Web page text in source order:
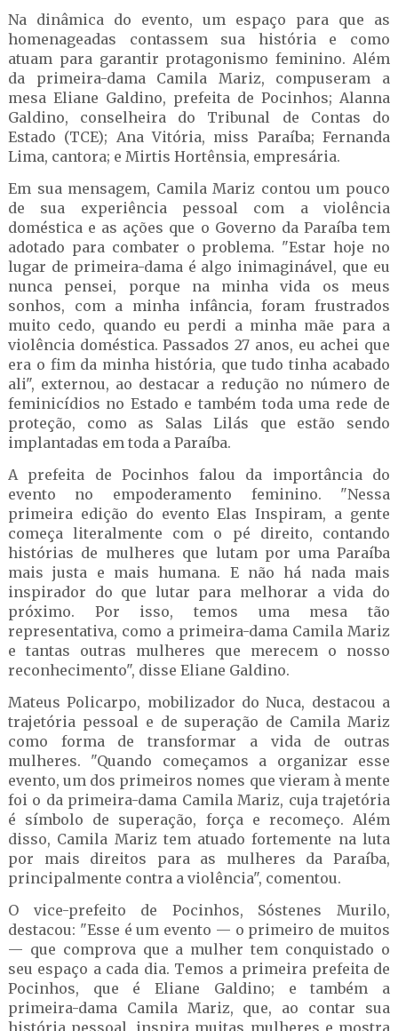
Na dinâmica do evento, um espaço para que as
homenageadas contassem sua história e como
atuam para garantir protagonismo feminino. Além
da primeira-dama Camila Mariz, compuseram a
mesa Eliane Galdino, prefeita de Pocinhos; Alanna
Galdino, conselheira do Tribunal de Contas do
Estado (TCE); Ana Vitória, miss Paraíba; Fernanda
Lima, cantora; e Mirtis Hortênsia, empresária.
Em sua mensagem, Camila Mariz contou um pouco
de sua experiência pessoal com a violência
doméstica e as ações que o Governo da Paraíba tem
adotado para combater o problema. "Estar hoje no
lugar de primeira-dama é algo inimaginável, que eu
nunca pensei, porque na minha vida os meus
sonhos, com a minha infância, foram frustrados
muito cedo, quando eu perdi a minha mãe para a
violência doméstica. Passados 27 anos, eu achei que
era o fim da minha história, que tudo tinha acabado
ali", externou, ao destacar a redução no número de
feminicídios no Estado e também toda uma rede de
proteção, como as Salas Lilás que estão sendo
implantadas em toda a Paraíba.
A prefeita de Pocinhos falou da importância do
evento no empoderamento feminino. "Nessa
primeira edição do evento Elas Inspiram, a gente
começa literalmente com o pé direito, contando
histórias de mulheres que lutam por uma Paraíba
mais justa e mais humana. E não há nada mais
inspirador do que lutar para melhorar a vida do
próximo. Por isso, temos uma mesa tão
representativa, como a primeira-dama Camila Mariz
e tantas outras mulheres que merecem o nosso
reconhecimento", disse Eliane Galdino.
Mateus Policarpo, mobilizador do Nuca, destacou a
trajetória pessoal e de superação de Camila Mariz
como forma de transformar a vida de outras
mulheres. "Quando começamos a organizar esse
evento, um dos primeiros nomes que vieram à mente
foi o da primeira-dama Camila Mariz, cuja trajetória
é símbolo de superação, força e recomeço. Além
disso, Camila Mariz tem atuado fortemente na luta
por mais direitos para as mulheres da Paraíba,
principalmente contra a violência", comentou.
O vice-prefeito de Pocinhos, Sóstenes Murilo,
destacou: "Esse é um evento — o primeiro de muitos
— que comprova que a mulher tem conquistado o
seu espaço a cada dia. Temos a primeira prefeita de
Pocinhos, que é Eliane Galdino; e também a
primeira-dama Camila Mariz, que, ao contar sua
história pessoal, inspira muitas mulheres e mostra